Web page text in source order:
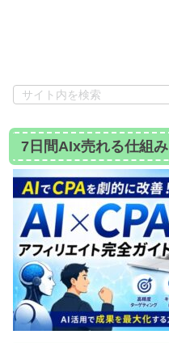
7日間AIx売れる仕組み